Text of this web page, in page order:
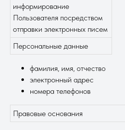
информирование
Пользователя посредством
отправки электронных писем
Персональные данные
фамилия, имя, отчество
электронный адрес
номера телефонов
Правовые основания